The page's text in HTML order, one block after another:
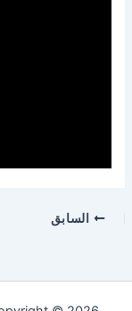
السابق